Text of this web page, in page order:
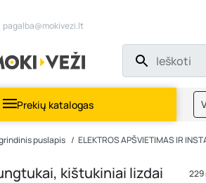
pagalba@mokivezi.lt
Prekių katalogas
puslapis ELEKTROS APŠVIETIMAS IR
kištukiniai lizdai